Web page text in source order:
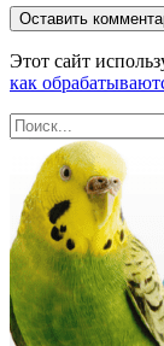
Этот сайт
как